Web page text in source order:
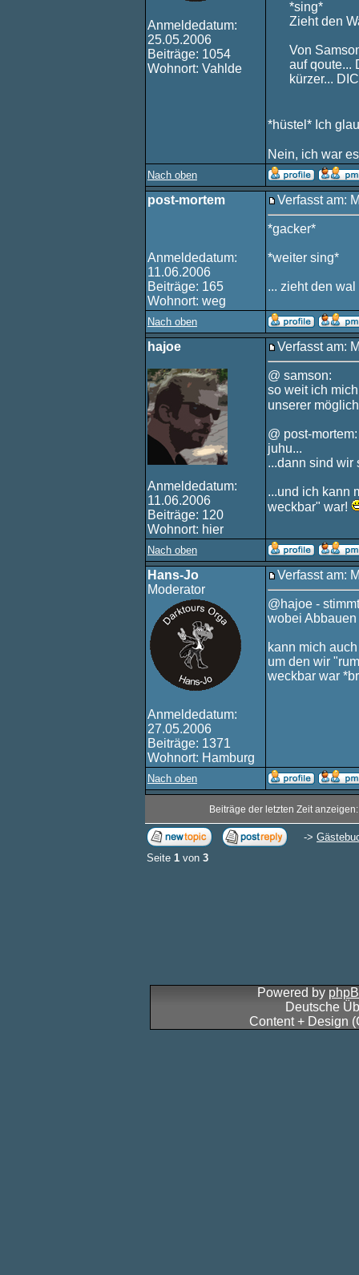
Anmeldedatum:
25.05.2006
Beiträge: 1054
Wohnort: Vahlde
*sing*
Zieht den
Von
auf qoute...
kürzer...
*hüstel* Ich
Nein, ich war
Nach oben
post-mortem
Anmeldedatum:
11.06.2006
Beiträge: 165
Wohnort: weg
Verfasst am:
*gacker*
*weiter sing*
... zieht den
Nach oben
hajoe
Anmeldedatum:
11.06.2006
Beiträge: 120
Wohnort: hier
Verfasst am:
@ samson:
so weit ich
unserer
@ post-mortem:
juhu...
...dann sind wir
...und ich kann
weckbar" war!
Nach oben
Hans-Jo
Moderator
Anmeldedatum:
27.05.2006
Beiträge: 1371
Wohnort: Hamburg
Verfasst am:
@hajoe -
wobei
kann mich
um den wir
weckbar war
Nach oben
Beiträge der letzten Zeit
->
Seite 1 von 3
Powered by
Deutsche
Content + Design